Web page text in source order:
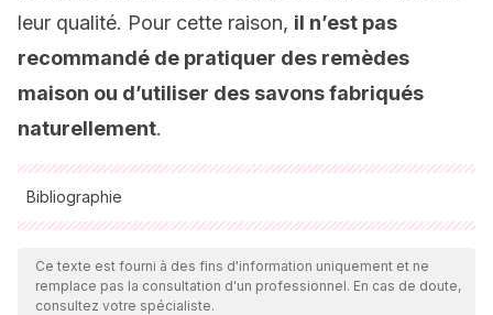
leur qualité. Pour cette raison, il n’est pas
recommandé de pratiquer des remèdes
maison ou d’utiliser des savons fabriqués
naturellement.
Bibliographie
Toutes les sources citées ont été examinées en profondeur
par notre équipe pour garantir leur qualité, leur fiabilité, leur
actualité et leur validité. La bibliographie de cet article a été
Ce texte est fourni à des fins d'information uniquement et ne
remplace pas la consultation d'un professionnel. En cas de doute,
consultez votre spécialiste.